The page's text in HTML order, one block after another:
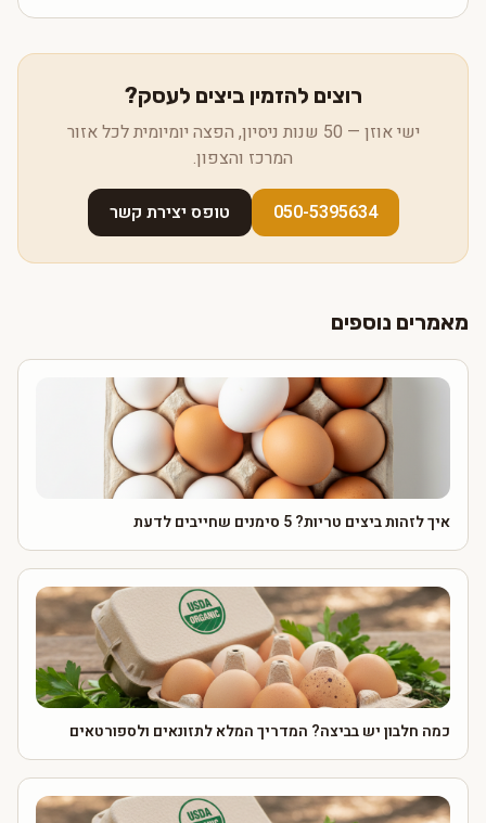
רוצים להזמין ביצים לעסק?
ישי אוזן — 50 שנות ניסיון, הפצה יומיומית לכל אזור
המרכז והצפון.
050-5395634 טופס יצירת קשר
מאמרים נוספים
איך לזהות ביצים טריות? 5 סימנים שחייבים לדעת
כמה חלבון יש בביצה? המדריך המלא לתזונאים ולספורטאים